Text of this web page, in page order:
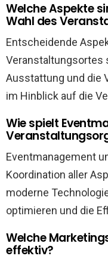
Welche Aspekte
Wahl des
Entscheidende
Veranstaltungsortes
Ausstattung und die
im Hinblick auf die
Wie spielt
Eventmanagement
Koordination aller
moderne
optimieren und die
Welche
effektiv?